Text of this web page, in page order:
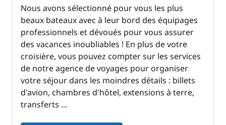
stage de voile et partager vos impressions avec vos
équipiers et votre formateur.
Nous avons sélectionné pour vous les plus
beaux bateaux avec à leur bord des équipages
professionnels et dévoués pour vous assurer
des vacances inoubliables ! En plus de votre
croisière, vous pouvez compter sur les services
de notre agence de voyages pour organiser
votre séjour dans les moindres détails : billets
d'avion, chambres d'hôtel, extensions à terre,
transferts ...